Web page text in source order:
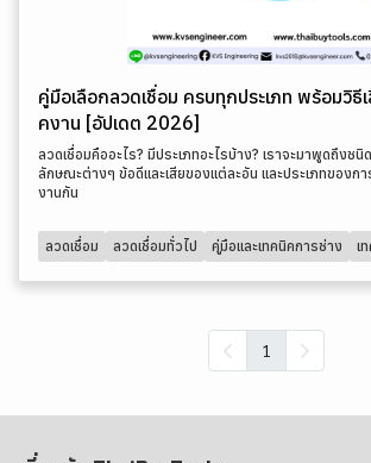
คู่มือเลือกลวดเชื่อม ครบทุกประเภท พร้อมวิธี
คงาน [อัปเดต 2026]
ลวดเชื่อมคืออะไร? มีประเภทอะไรบ้าง? เราจะมาพูดถึงชนิ
ลักษณะต่างๆ ข้อดีและเสียของแต่ละอัน และประเภทของก
งานกัน
ลวดเชื่อม ลวดเชื่อมทั่วไป คู่มือและเทคนิคการช่าง เ
1